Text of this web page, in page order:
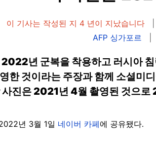
이 기사는 작성된 지 4 년이 지났습니다
AFP 싱가포르
년 군복을 착용하고 러시아
한 것이라는 주장과 함께 소셜미
사진은 2021년 4월 촬영된 것으
년 3월 1일 네이버 카페에 공유됐다.